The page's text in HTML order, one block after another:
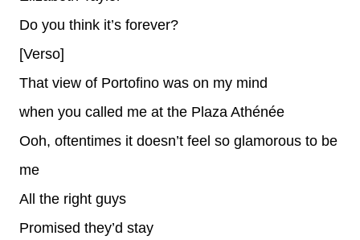
Do you think it’s forever?
[Verso]
That view of Portofino was on my mind
when you called me at the Plaza Athénée
Ooh, oftentimes it doesn’t feel so glamorous to be
me
All the right guys
Promised they’d stay